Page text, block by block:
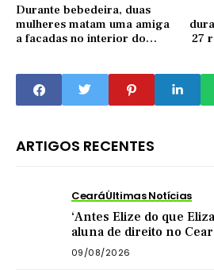
Durante bebedeira, duas
mulheres matam uma amiga
a facadas no interior do
27
ARTIGOS RECENTES
CearáÚltimas Notícias
‘Antes Elize do que
aluna de direito no
nas redes
09/08/2026